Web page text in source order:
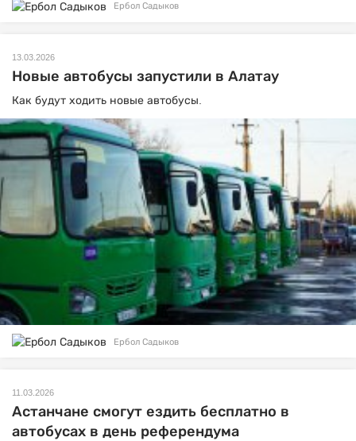
Ербол Садыков
13.03.2026
Новые автобусы запустили в Алатау
Как будут ходить новые автобусы.
Ербол Садыков
11.03.2026
Астанчане смогут ездить бесплатно в
автобусах в день референдума